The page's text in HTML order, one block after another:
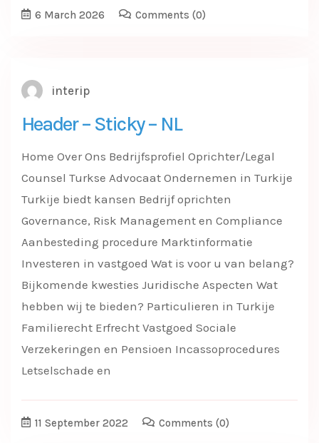
6 March 2026 Comments (0)
interip
Header – Sticky – NL
Home Over Ons Bedrijfsprofiel Oprichter/Legal
Counsel Turkse Advocaat Ondernemen in Turkije
Turkije biedt kansen Bedrijf oprichten
Governance, Risk Management en Compliance
Aanbesteding procedure Marktinformatie
Investeren in vastgoed Wat is voor u van belang?
Bijkomende kwesties Juridische Aspecten Wat
hebben wij te bieden? Particulieren in Turkije
Familierecht Erfrecht Vastgoed Sociale
Verzekeringen en Pensioen Incassoprocedures
Letselschade en
11 September 2022 Comments (0)